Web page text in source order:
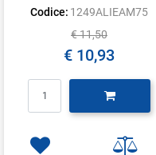
Codice: 1249ALIEAM75
€ 11,50
€ 10,93